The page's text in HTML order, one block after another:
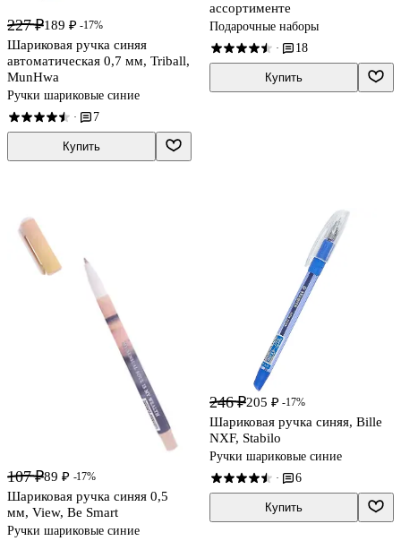
227 ₽189 ₽ -17%
Шариковая ручка синяя
автоматическая 0,7 мм, Triball,
MunHwa
Ручки шариковые синие
· 7
Купить
ассортименте
Подарочные наборы
· 18
Купить
107 ₽89 ₽ -17%
Шариковая ручка синяя 0,5
мм, View, Be Smart
Ручки шариковые синие
246 ₽205 ₽ -17%
Шариковая ручка синяя, Bille
NXF, Stabilo
Ручки шариковые синие
· 6
Купить